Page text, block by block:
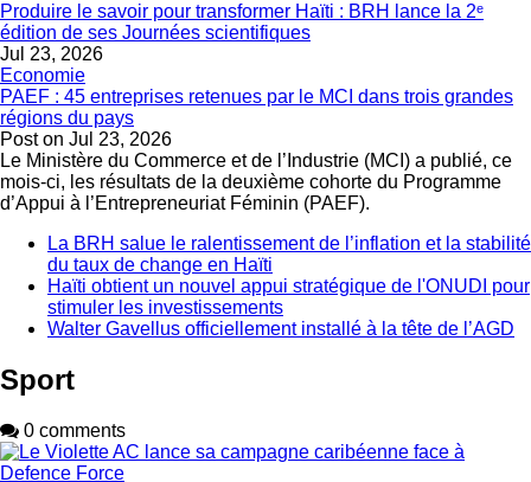
Produire le savoir pour transformer Haïti : BRH lance la 2ᵉ
édition de ses Journées scientifiques
Jul 23, 2026
Economie
PAEF : 45 entreprises retenues par le MCI dans trois grandes
régions du pays
Post on Jul 23, 2026
Le Ministère du Commerce et de l’Industrie (MCI) a publié, ce
mois-ci, les résultats de la deuxième cohorte du Programme
d’Appui à l’Entrepreneuriat Féminin (PAEF).
La BRH salue le ralentissement de l’inflation et la stabilité
du taux de change en Haïti
Haïti obtient un nouvel appui stratégique de l'ONUDI pour
stimuler les investissements
Walter Gavellus officiellement installé à la tête de l’AGD
Sport
0 comments